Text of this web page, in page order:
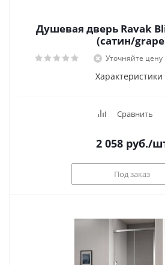
Душевая дверь Ravak
(сатин/
Уточняйте
Характеристики
Сравнить
2 058 руб./
Под заказ